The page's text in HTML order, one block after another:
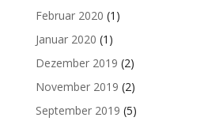
Februar 2020 (1)
Januar 2020 (1)
Dezember 2019 (2)
November 2019 (2)
September 2019 (5)